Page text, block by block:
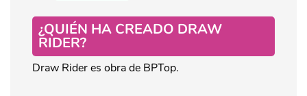
¿QUIÉN HA CREADO DRAW
RIDER?
Draw Rider es obra de BPTop.